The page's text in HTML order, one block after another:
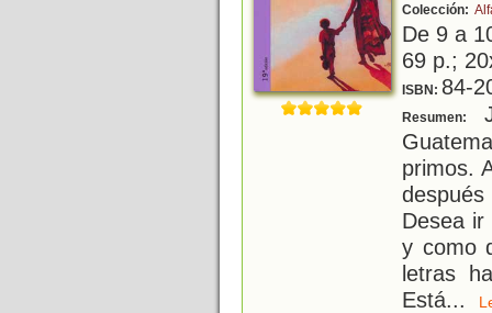
Colección:
De 9 a
69 p.;
ISBN: 84-
Resumen:
primos.
Desea
y como
letras
Está...